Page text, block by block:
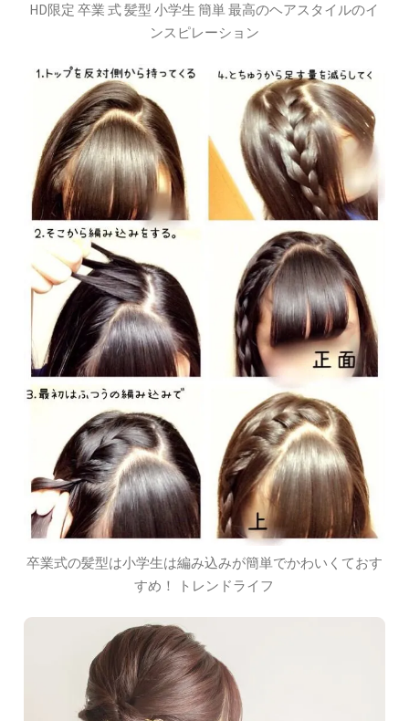
HD限定 卒業 式 髪型 小学生 簡単 最高のヘアスタイルのイ
ンスピレーション
卒業式の髪型は小学生は編み込みが簡単でかわいくておす
すめ！ トレンドライフ